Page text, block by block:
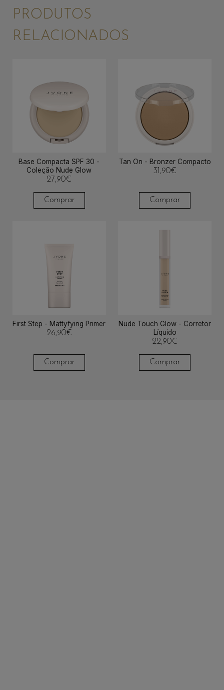
PRODUTOS
RELACIONADOS
Base Compacta SPF 30 -
Coleção Nude Glow
27,90€
Comprar
Tan On - Bronzer Compacto
31,90€
Comprar
First Step - Mattyfying Primer
26,90€
Comprar
Nude Touch Glow - Corretor
Líquido
22,90€
Comprar